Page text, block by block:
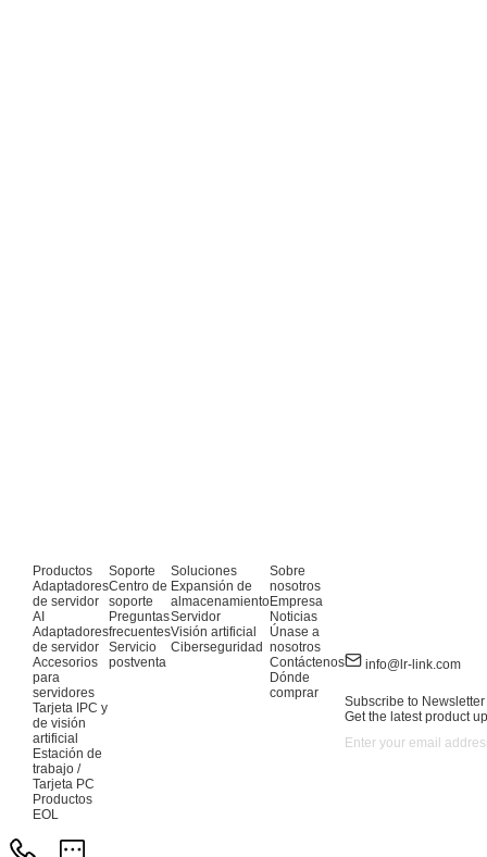
Productos
Adaptadores
de servidor
AI
Adaptadores
de servidor
Accesorios
para
servidores
Tarjeta IPC y
de visión
artificial
Estación de
trabajo /
Tarjeta PC
Productos
EOL
Soporte
Centro de
soporte
Preguntas
frecuentes
Servicio
postventa
Soluciones
Expansión de
almacenamiento
Servidor
Visión artificial
Ciberseguridad
Sobre
nosotros
Empresa
Noticias
Únase a
nosotros
Contáctenos
Dónde
comprar
info@lr-link.com
Subscribe to Newsletter
Get the latest product